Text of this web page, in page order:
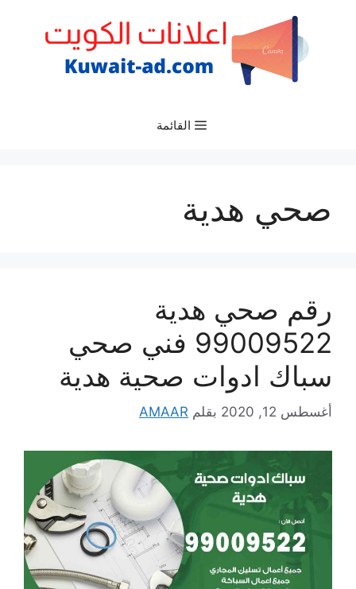
القائمة
صحي هدية
رقم صحي هدية
99009522 فني صحي
سباك ادوات صحية هدية
أغسطس 12, 2020 بقلم AMAAR